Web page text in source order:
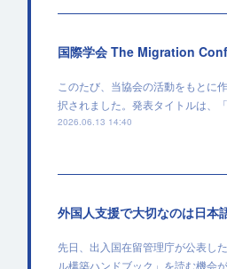
国際学会 The Migration
このたび、当協会の活動をもとに
択されました。発表タイトルは、
2026.06.13 14:40
外国人支援で大切なのは日本
先日、出入国在留管理庁が公表し
ル構築ハンドブック」を読む機会